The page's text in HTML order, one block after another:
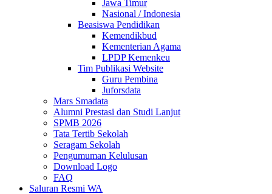
Jawa Timur
Nasional / Indonesia
Beasiswa Pendidikan
Kemendikbud
Kementerian Agama
LPDP Kemenkeu
Tim Publikasi Website
Guru Pembina
Juforsdata
Mars Smadata
Alumni Prestasi dan Studi Lanjut
SPMB 2026
Tata Tertib Sekolah
Seragam Sekolah
Pengumuman Kelulusan
Download Logo
FAQ
Saluran Resmi WA